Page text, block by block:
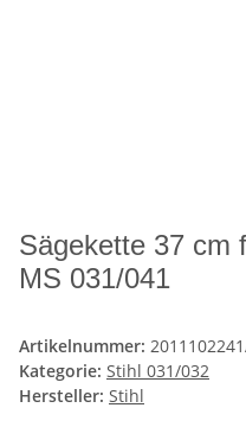
Sägekette 37 cm
MS 031/041
Artikelnummer:
Kategorie: Stihl 031/032
Hersteller: Stihl